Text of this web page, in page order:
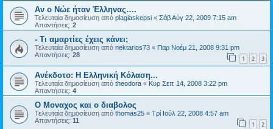
Aν ο Νώε ήταν Έλληνας….
Τελευταία δημοσίευση από plagiaskepsi « Σάβ Αύγ 22, 2009 7:15 am
Απαντήσεις: 2
- Τι αμαρτίες έχεις κάνει;
Τελευταία δημοσίευση από nektarios73 « Παρ Νοέμ 21, 2008 9:31 pm
Απαντήσεις: 28 1 2 3
Ανέκδοτο: Η Ελληνική Κόλαση...
Τελευταία δημοσίευση από theodora « Κυρ Σεπ 14, 2008 3:22 pm
Απαντήσεις: 4
Ο Μοναχος και ο διαβολος
Τελευταία δημοσίευση από thomas25 « Τρί Ιούλ 22, 2008 4:57 am
Απαντήσεις: 11 1 2